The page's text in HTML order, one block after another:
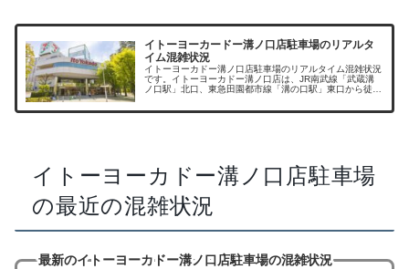
イトーヨーカードー溝ノ口店駐車場のリアルタ
イム混雑状況
イトーヨーカドー溝ノ口店駐車場のリアルタイム混雑状況
です。イトーヨーカドー溝ノ口店は、JR南武線「武蔵溝
ノ口駅」北口、東急田園都市線「溝の口駅」東口から徒歩
はじめ、ファッション、住まいの品...
イトーヨーカドー溝ノ口店駐車場
の最近の混雑状況
最新のイトーヨーカドー溝ノ口店駐車場の混雑状況